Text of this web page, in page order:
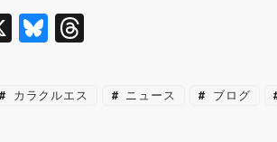
X Bl
u
e
s
e
a
カラクルエス ニュース ブログ